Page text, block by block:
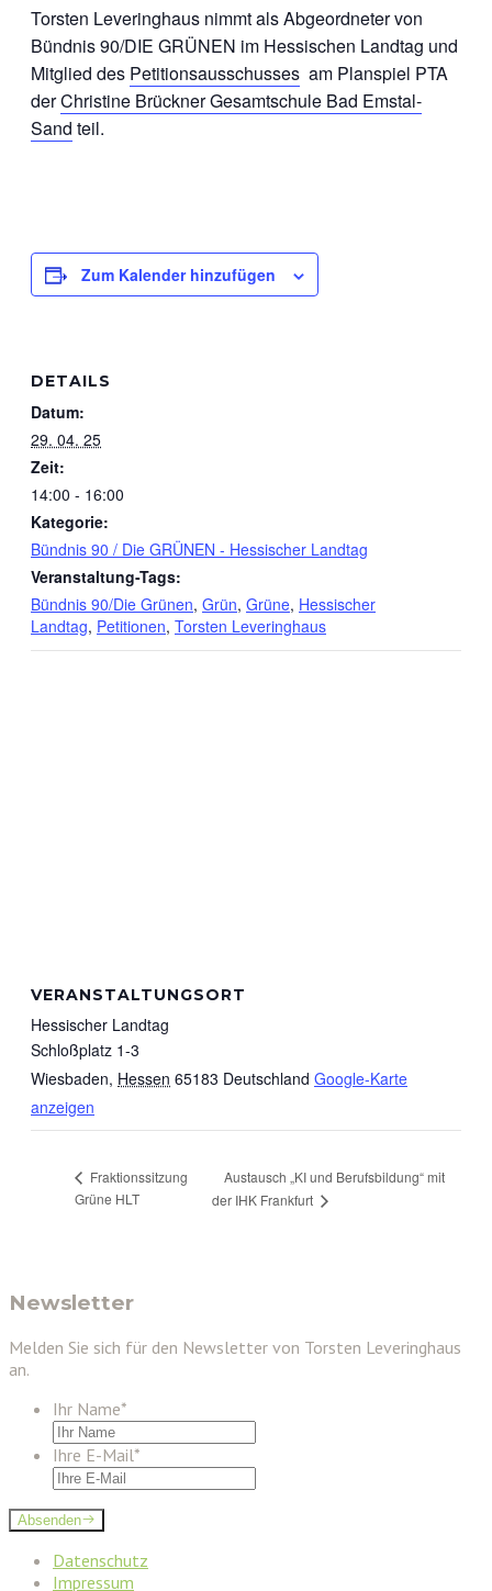
Torsten Leveringhaus nimmt als Abgeordneter von
Bündnis 90/DIE GRÜNEN im Hessischen Landtag und
Mitglied des Petitionsausschusses am Planspiel PTA
derChristine Brückner Gesamtschule Bad Emstal-
Sand teil.
Zum Kalender hinzufügen
DETAILS
Datum:
29. 04. 25
Zeit:
14:00 - 16:00
Kategorie:
Bündnis 90 / Die GRÜNEN - Hessischer Landtag
Veranstaltung-Tags:
Bündnis 90/Die Grünen, Grün, Grüne, Hessischer
Landtag, Petitionen, Torsten Leveringhaus
VERANSTALTUNGSORT
Hessischer Landtag
Schloßplatz 1-3
Wiesbaden, Hessen 65183 Deutschland Google-Karte
anzeigen
Fraktionssitzung
Grüne HLT
Austausch „KI und Berufsbildung“ mit
der IHK Frankfurt
Newsletter
Melden Sie sich für den Newsletter von Torsten Leveringhaus
an.
Ihr Name*
Ihre E-Mail*
Absenden
Datenschutz
Impressum